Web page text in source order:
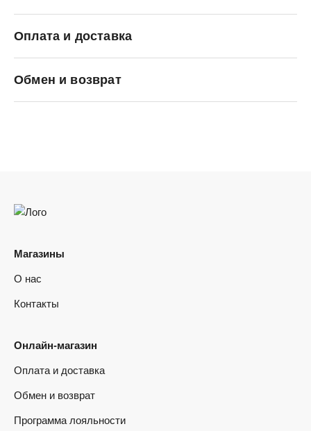
Оплата и доставка
Обмен и возврат
Магазины
О нас
Контакты
Онлайн-магазин
Оплата и доставка
Обмен и возврат
Программа лояльности